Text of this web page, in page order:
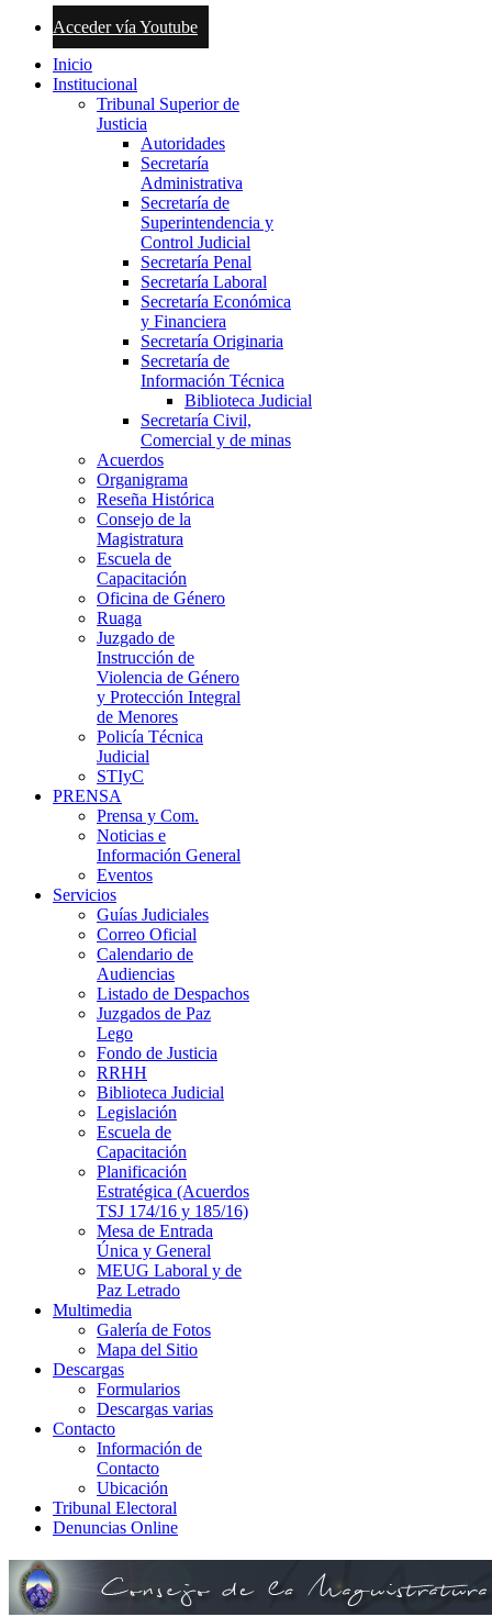
Acceder vía Youtube
Inicio
Institucional
Tribunal Superior de
Justicia
Autoridades
Secretaría
Administrativa
Secretaría de
Superintendencia y
Control Judicial
Secretaría Penal
Secretaría Laboral
Secretaría Económica
y Financiera
Secretaría Originaria
Secretaría de
Información Técnica
Biblioteca Judicial
Secretaría Civil,
Comercial y de minas
Acuerdos
Organigrama
Reseña Histórica
Consejo de la
Magistratura
Escuela de
Capacitación
Oficina de Género
Ruaga
Juzgado de
Instrucción de
Violencia de Género
y Protección Integral
de Menores
Policía Técnica
Judicial
STIyC
PRENSA
Prensa y Com.
Noticias e
Información General
Eventos
Servicios
Guías Judiciales
Correo Oficial
Calendario de
Audiencias
Listado de Despachos
Juzgados de Paz
Lego
Fondo de Justicia
RRHH
Biblioteca Judicial
Legislación
Escuela de
Capacitación
Planificación
Estratégica (Acuerdos
TSJ 174/16 y 185/16)
Mesa de Entrada
Única y General
MEUG Laboral y de
Paz Letrado
Multimedia
Galería de Fotos
Mapa del Sitio
Descargas
Formularios
Descargas varias
Contacto
Información de
Contacto
Ubicación
Tribunal Electoral
Denuncias Online